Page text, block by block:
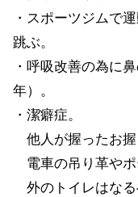
・スポーツジムで
跳ぶ。
・呼吸改善の為に
年）。
・潔癖症。
他人が握ったお握
電車の吊り革やポ
外のトイレはなる